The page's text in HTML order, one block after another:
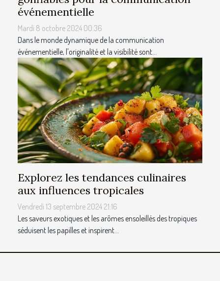
événementielle
Mardi 8 octobre 2024 00:36
Dans le monde dynamique de la communication
événementielle, l'originalité et la visibilité sont...
Explorez les tendances culinaires
aux influences tropicales
Vendredi 13 septembre 2024 21:16
Les saveurs exotiques et les arômes ensoleillés des tropiques
séduisent les papilles et inspirent...